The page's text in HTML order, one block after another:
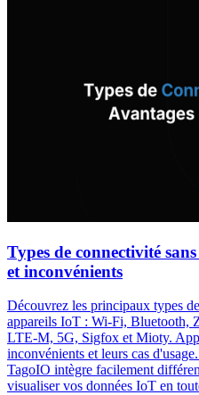
Types de connectivité
et inconvénients
Découvrez les principaux types
appareils IoT : Wi-Fi, Bluetooth,
LTE-M, 5G, Sigfox et Mioty.
inconvénients et leurs cas
TagoIO intègre facilement
visualiser vos données IoT en